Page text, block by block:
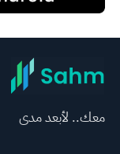
معك.. لأبعد مدى